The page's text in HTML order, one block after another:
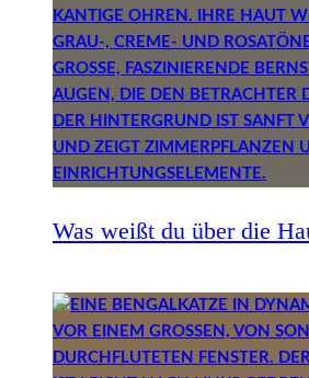
Was weißt du über die